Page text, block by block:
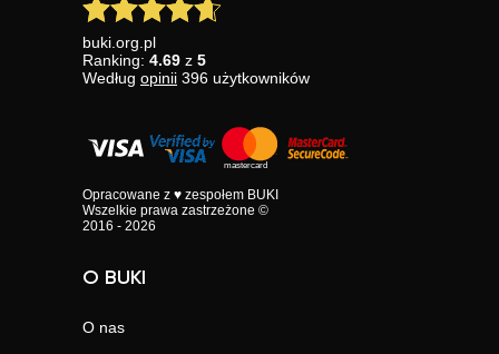
buki.org.pl
Ranking: 4.69 z 5
Według opinii 396 użytkowników
Opracowane z ♥ zespołem BUKI
Wszelkie prawa zastrzeżone ©
2016 - 2026
O BUKI
O nas